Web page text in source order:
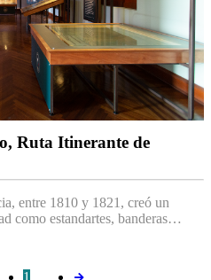
Ruta Itinerante de
entre 1810 y 1821, creó un
como estandartes, banderas…